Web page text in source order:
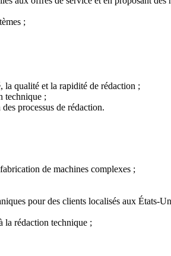
;
qualité et la rapidité de rédaction ;
technique ;
processus de rédaction.
de machines complexes ;
pour des clients localisés aux États-
la rédaction technique ;